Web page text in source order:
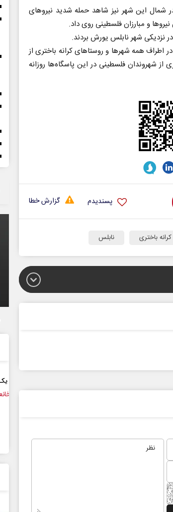
شمال این شهر نیز شاهد حمله شدید نیرو‌های
و مبارزان فلسطینی روی داد.
نزدیکی شهر نابلس یورش بردند.
همه شهر‌ها و روستا‌های کرانه باختری از
شهروندان فلسطینی در این پاسگاه‌ها روزانه
گزارش خطا پسندیدم
کرانه باختری نابلس